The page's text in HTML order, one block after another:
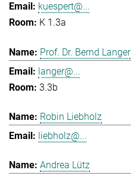
kuespert@...
K 1.3a
Prof. Dr. Bernd Langer
langer@...
3.3b
Robin Liebholz
liebholz@...
Andrea Lütz